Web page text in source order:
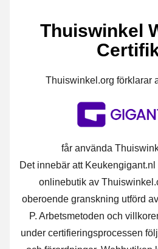
Thuiswinkel
Thuiswinkel.org förklarar
får använda
Det innebär att
onlinebutik av
oberoende granskning utförd
P. Arbetsmetoden och
under certifieringsprocessen